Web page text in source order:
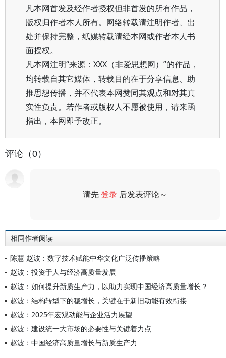
凡本网首发及经作者授权但非首发的所有作品，
版权归作者本人所有。网络转载请注明作者、出
处并保持完整，纸媒转载请经本网或作者本人书
面授权。
凡本网注明“来源：XXX（非爱思想网）”的作品，
均转载自其它媒体，转载目的在于分享信息、助
推思想传播，并不代表本网赞同其观点和对其真
实性负责。若作者或版权人不愿被使用，请来函
指出，本网即予改正。
评论（0）
请先登录 后发表评论～
相同作者阅读
陈慧 赵波：数字技术赋能中华文化广泛传播策略
赵波：投资于人与经济高质量发展
赵波：如何提升新质生产力，以助力实现中国经济高质量增长？
赵波：结构转型下的稳增长，关键在于新旧动能有效衔接
赵波：2025年宏观动能与企业活力展望
赵波：建设统一大市场的必要性与关键着力点
赵波：中国经济高质量增长与新质生产力